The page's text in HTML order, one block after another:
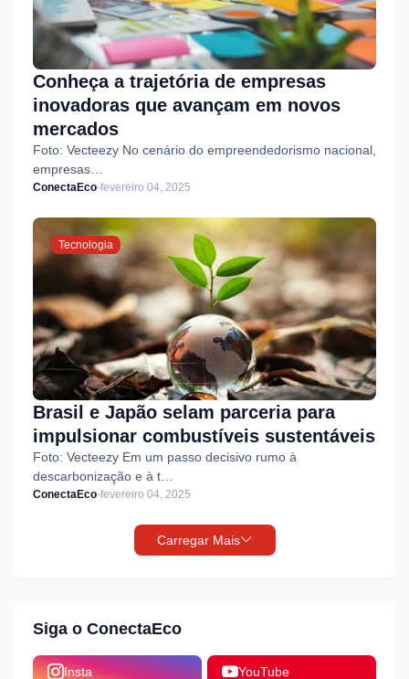
Conheça a trajetória de empresas
inovadoras que avançam em novos
mercados
Foto: Vecteezy No cenário do empreendedorismo nacional,
empresas…
ConectaEco-fevereiro 04, 2025
Tecnologia
Brasil e Japão selam parceria para
impulsionar combustíveis sustentáveis
Foto: Vecteezy Em um passo decisivo rumo à
descarbonização e à t…
ConectaEco-fevereiro 04, 2025
Carregar Mais
Siga o ConectaEco
Insta YouTube